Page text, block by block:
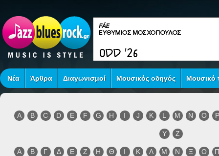
Νέα Άρθρα Διαγωνισμοί Μουσικός οδηγός Μουσικό
A B C D E F G H I J K L M N O P
Y Z
Α Β Γ Δ Ε Ζ Η Θ Ι Κ Λ Μ Ν Ξ Ο